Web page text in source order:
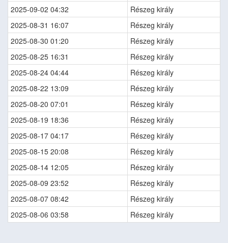
2025-09-02 04:32
Részeg király
2025-08-31 16:07
Részeg király
2025-08-30 01:20
Részeg király
2025-08-25 16:31
Részeg király
2025-08-24 04:44
Részeg király
2025-08-22 13:09
Részeg király
2025-08-20 07:01
Részeg király
2025-08-19 18:36
Részeg király
2025-08-17 04:17
Részeg király
2025-08-15 20:08
Részeg király
2025-08-14 12:05
Részeg király
2025-08-09 23:52
Részeg király
2025-08-07 08:42
Részeg király
2025-08-06 03:58
Részeg király